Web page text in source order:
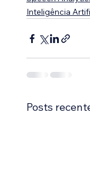
Inteligência
Posts